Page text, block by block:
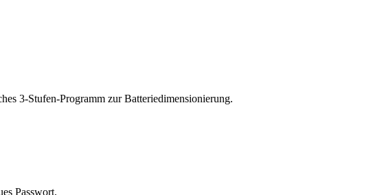
3-Stufen-Programm zur Batteriedimensionierung.
Passwort.